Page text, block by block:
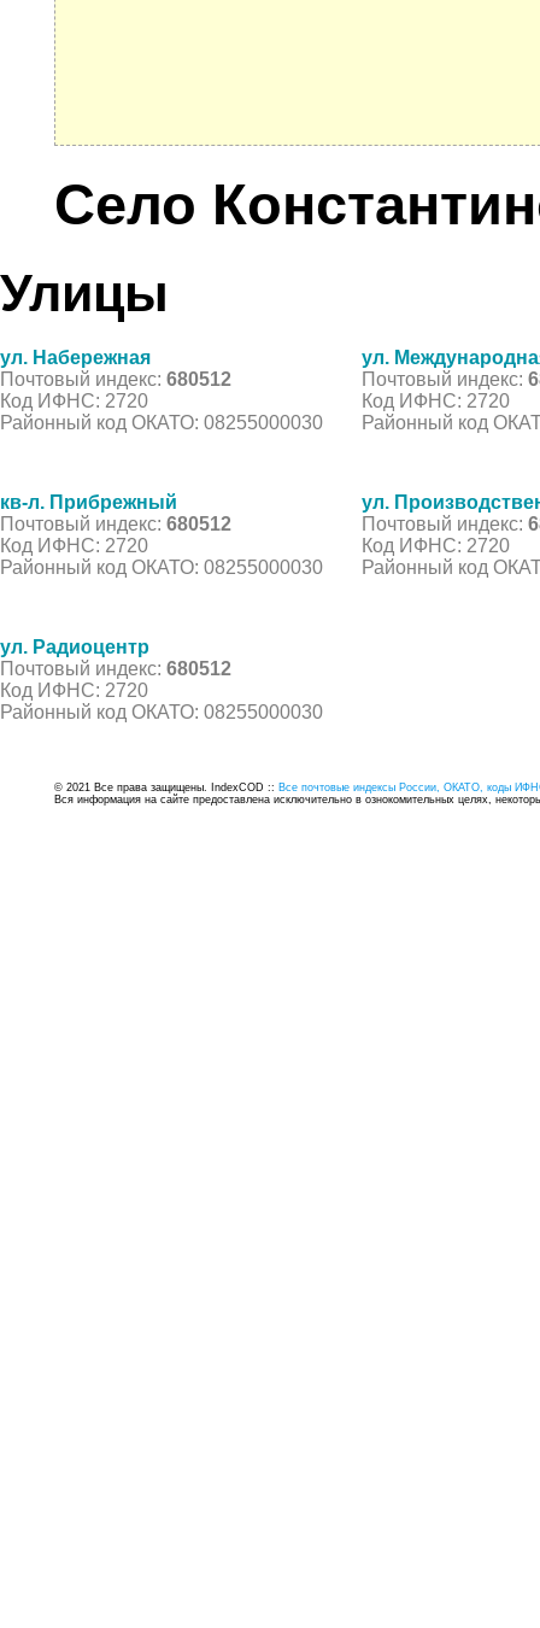
Село
Улицы
ул. Набережная
Почтовый индекс: 680512
Код ИФНС: 2720
Районный код ОКАТО: 08255000030
ул.
Почтовый индекс:
Код ИФНС: 2720
Районный код
кв-л. Прибрежный
Почтовый индекс: 680512
Код ИФНС: 2720
Районный код ОКАТО: 08255000030
ул.
Почтовый индекс:
Код ИФНС: 2720
Районный код
ул. Радиоцентр
Почтовый индекс: 680512
Код ИФНС: 2720
Районный код ОКАТО: 08255000030
© 2021 Все права защищены. IndexCOD :: Все почтовые индексы России, ОКАТО, коды
Вся информация на сайте предоставлена исключительно в ознокомительных целях,